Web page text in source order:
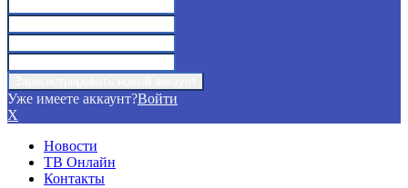
Уже имеете аккаунт?Войти
X
Новости
ТВ Онлайн
Контакты